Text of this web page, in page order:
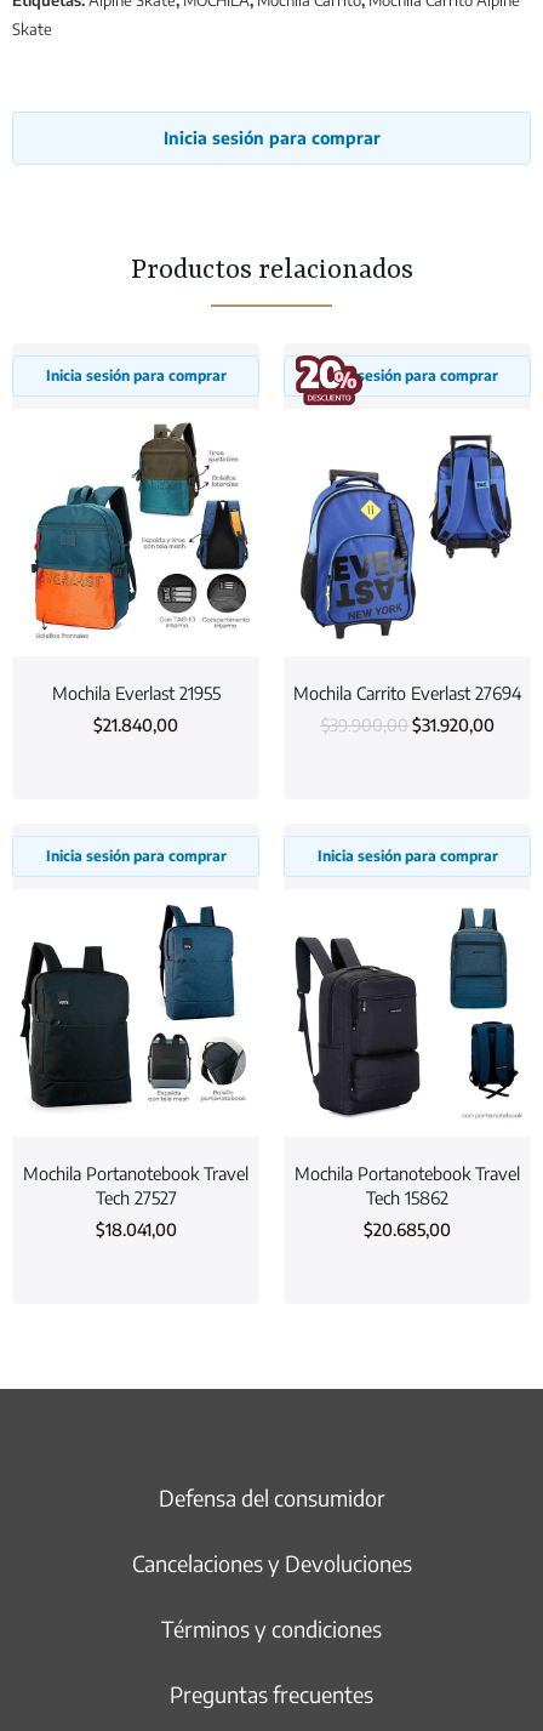
Skate
Inicia sesión para comprar
Productos relacionados
Inicia sesión para comprar
Mochila Everlast 21955
$21.840,00
Inicia sesión para comprar
Mochila Carrito Everlast 27694
$39.900,00 $31.920,00
Inicia sesión para comprar
Mochila Portanotebook Travel
Tech 27527
$18.041,00
Inicia sesión para comprar
Mochila Portanotebook Travel
Tech 15862
$20.685,00
Defensa del consumidor
Cancelaciones y Devoluciones
Términos y condiciones
Preguntas frecuentes